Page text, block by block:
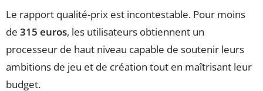
Le rapport qualité-prix est incontestable. Pour moins
de 315 euros, les utilisateurs obtiennent un
processeur de haut niveau capable de soutenir leurs
ambitions de jeu et de création tout en maîtrisant leur
budget.